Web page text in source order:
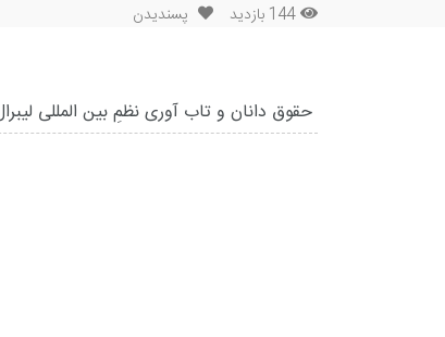
144 بازدید پسندیدن
حقوق دانان و تاب آوری نظمِ بین المللی